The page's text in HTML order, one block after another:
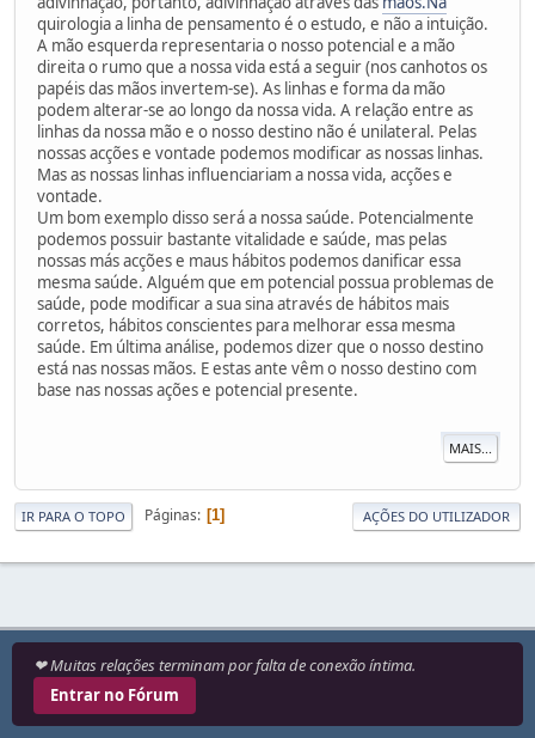
quirologia a linha de pensamento é o estudo, e não a intuição.
A mão esquerda representaria o nosso potencial e a mão
direita o rumo que a nossa vida está a seguir (nos canhotos os
papéis das mãos invertem-se). As linhas e forma da mão
podem alterar-se ao longo da nossa vida. A relação entre as
linhas da nossa mão e o nosso destino não é unilateral. Pelas
nossas acções e vontade podemos modificar as nossas linhas.
Mas as nossas linhas influenciariam a nossa vida, acções e
vontade.
Um bom exemplo disso será a nossa saúde. Potencialmente
podemos possuir bastante vitalidade e saúde, mas pelas
nossas más acções e maus hábitos podemos danificar essa
mesma saúde. Alguém que em potencial possua problemas de
saúde, pode modificar a sua sina através de hábitos mais
corretos, hábitos conscientes para melhorar essa mesma
saúde. Em última análise, podemos dizer que o nosso destino
está nas nossas mãos. E estas ante vêm o nosso destino com
base nas nossas ações e potencial presente.
MAIS...
IR PARA O TOPO Páginas 1 AÇÕES DO UTILIZADOR
❤ Muitas relações terminam por falta de conexão íntima.
Entrar no Fórum